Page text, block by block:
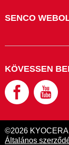
SENCO
KÖVESSEN
©2026 KYOCERA
Általános